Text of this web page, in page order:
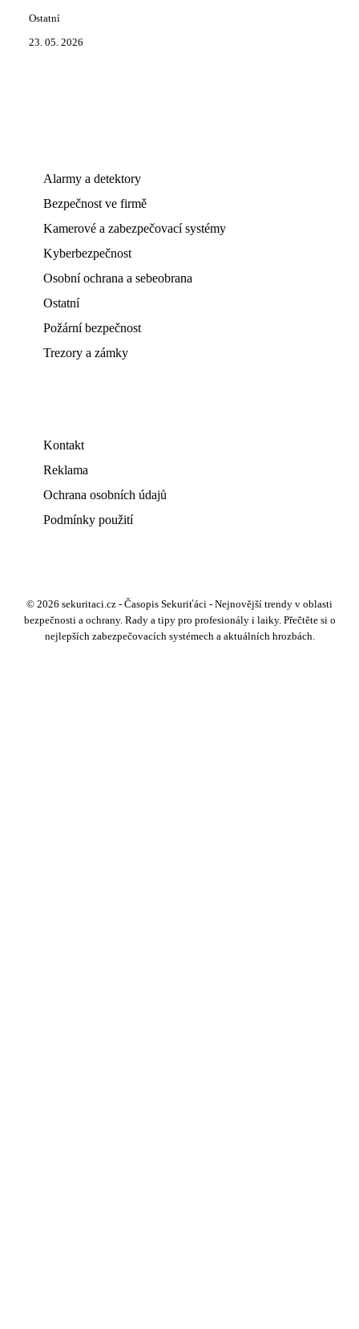
Ostatní
23. 05. 2026
Alarmy a detektory
Bezpečnost ve firmě
Kamerové a zabezpečovací systémy
Kyberbezpečnost
Osobní ochrana a sebeobrana
Ostatní
Požární bezpečnost
Trezory a zámky
Kontakt
Reklama
Ochrana osobních údajů
Podmínky použití
© 2026 sekuritaci.cz - Časopis Sekuriťáci - Nejnovější trendy v oblasti
bezpečnosti a ochrany. Rady a tipy pro profesionály i laiky. Přečtěte si o
nejlepších zabezpečovacích systémech a aktuálních hrozbách.